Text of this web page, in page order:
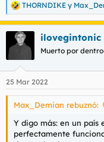
R
e
a
c
e
s
THORNDIKE y
ilovegintonic
Muerto por
25 Mar 2022
Max_Demian rebuznó:
Y digo más: en un país
perfectamente